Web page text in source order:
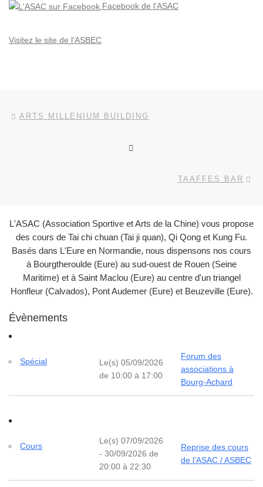
Facebook de l'ASAC
Visitez le site de l'ASBEC
Parcourir les articles
ARTS MILLENIUM BUILDING
TAAFFES BAR
L'ASAC (Association Sportive et Arts de la Chine) vous propose
des cours de Tai chi chuan (Tai ji quan), Qi Qong et Kung Fu.
Basés dans L'Eure en Normandie, nous dispensons nos cours
à Bourgtheroulde (Eure) au sud-ouest de Rouen (Seine
Maritime) et à Saint Maclou (Eure) au centre d'un triangel
Honfleur (Calvados), Pont Audemer (Eure) et Beuzeville (Eure).
Évènements
Spécial
Le(s) 05/09/2026
de 10:00 à 17:00
Forum des
associations à
Bourg-Achard
Cours
Le(s) 07/09/2026
- 30/09/2026 de
20:00 à 22:30
Reprise des cours
de l’ASAC / ASBEC